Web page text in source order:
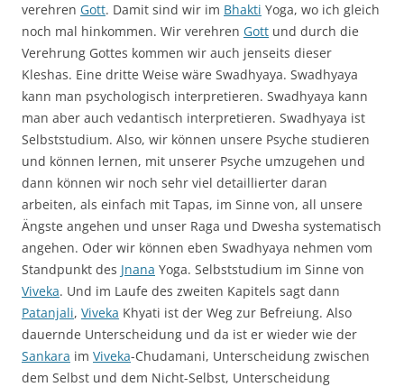
verehren Gott. Damit sind wir im Bhakti Yoga, wo ich gleich
noch mal hinkommen. Wir verehren Gott und durch die
Verehrung Gottes kommen wir auch jenseits dieser
Kleshas. Eine dritte Weise wäre Swadhyaya. Swadhyaya
kann man psychologisch interpretieren. Swadhyaya kann
man aber auch vedantisch interpretieren. Swadhyaya ist
Selbststudium. Also, wir können unsere Psyche studieren
und können lernen, mit unserer Psyche umzugehen und
dann können wir noch sehr viel detaillierter daran
arbeiten, als einfach mit Tapas, im Sinne von, all unsere
Ängste angehen und unser Raga und Dwesha systematisch
angehen. Oder wir können eben Swadhyaya nehmen vom
Standpunkt des Jnana Yoga. Selbststudium im Sinne von
Viveka. Und im Laufe des zweiten Kapitels sagt dann
Patanjali, Viveka Khyati ist der Weg zur Befreiung. Also
dauernde Unterscheidung und da ist er wieder wie der
Sankara im Viveka-Chudamani, Unterscheidung zwischen
dem Selbst und dem Nicht-Selbst, Unterscheidung